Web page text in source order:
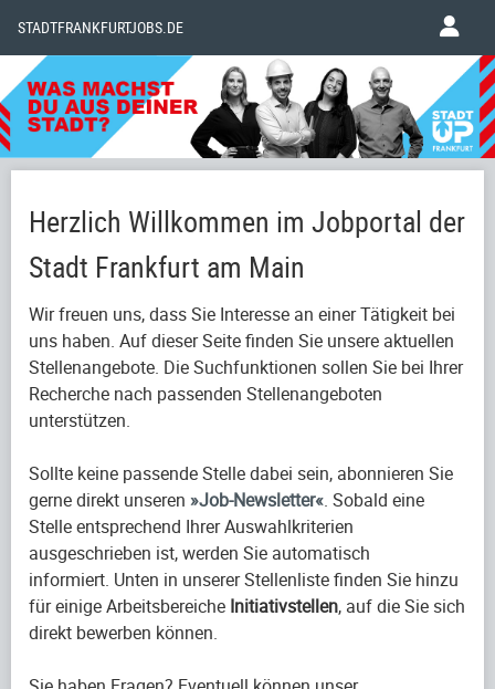
STADTFRANKFURTJOBS.DE
Herzlich Willkommen im Jobportal der
Stadt Frankfurt am Main
Wir freuen uns, dass Sie Interesse an einer Tätigkeit bei
uns haben. Auf dieser Seite finden Sie unsere aktuellen
Stellenangebote. Die Suchfunktionen sollen Sie bei Ihrer
Recherche nach passenden Stellenangeboten
unterstützen.
Sollte keine passende Stelle dabei sein, abonnieren Sie
gerne direkt unseren Job-Newsletter . Sobald eine
Stelle entsprechend Ihrer Auswahlkriterien
ausgeschrieben ist, werden Sie automatisch
informiert. Unten in unserer Stellenliste finden Sie hinzu
für einige Arbeitsbereiche Initiativstellen, auf die Sie sich
direkt bewerben können.